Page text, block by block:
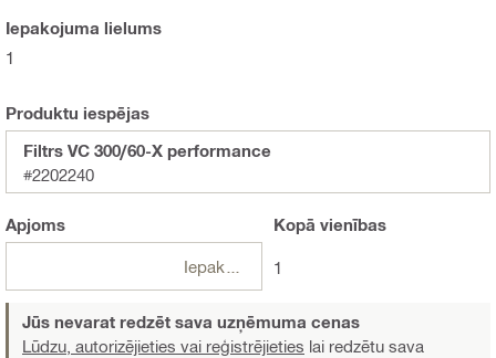
Iepakojuma lielums
1
Produktu iespējas
Filtrs VC 300/60-X performance
#2202240
Apjoms Kopā vienības
1
Jūs nevarat redzēt sava uzņēmuma cenas
Lūdzu, autorizējieties vai reģistrējieties lai redzētu sava